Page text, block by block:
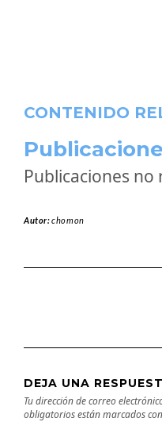
CONTENIDO
Publicaciones no
Autor:chomon
DEJA UNA
Tu dirección de correo
obligatorios están marcados con